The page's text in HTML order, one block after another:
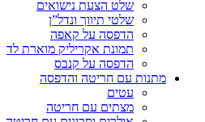
שלט הצעת נישואים
שלטי תיווך ונדל”ן
הדפסה על קאפה
תמונת אקריליק מוארת לד
הדפסה על קנבס
מתנות עם חריטה והדפסה
עטים
מצתים עם חריטה